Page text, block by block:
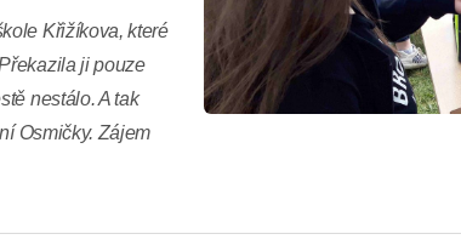
Křižíkova, které
ji pouze
nestálo. A tak
Osmičky. Zájem